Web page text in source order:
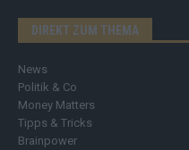
DIREKT ZUM THEMA
News
Politik & Co
Money Matters
Tipps & Tricks
Brainpower